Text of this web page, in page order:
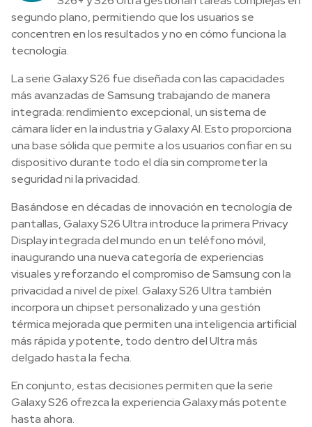
segundo plano, permitiendo que los usuarios se
concentren en los resultados y no en cómo funciona la
tecnología.
La serie Galaxy S26 fue diseñada con las capacidades
más avanzadas de Samsung trabajando de manera
integrada: rendimiento excepcional, un sistema de
cámara líder en la industria y Galaxy AI. Esto proporciona
una base sólida que permite a los usuarios confiar en su
dispositivo durante todo el día sin comprometer la
seguridad ni la privacidad.
Basándose en décadas de innovación en tecnología de
pantallas, Galaxy S26 Ultra introduce la primera Privacy
Display integrada del mundo en un teléfono móvil,
inaugurando una nueva categoría de experiencias
visuales y reforzando el compromiso de Samsung con la
privacidad a nivel de píxel. Galaxy S26 Ultra también
incorpora un chipset personalizado y una gestión
térmica mejorada que permiten una inteligencia artificial
más rápida y potente, todo dentro del Ultra más
delgado hasta la fecha.
En conjunto, estas decisiones permiten que la serie
Galaxy S26 ofrezca la experiencia Galaxy más potente
hasta ahora.